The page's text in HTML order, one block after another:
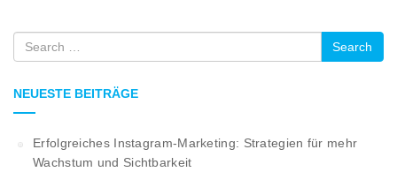
Search
NEUESTE BEITRÄGE
Erfolgreiches Instagram-Marketing: Strategien für mehr
Wachstum und Sichtbarkeit